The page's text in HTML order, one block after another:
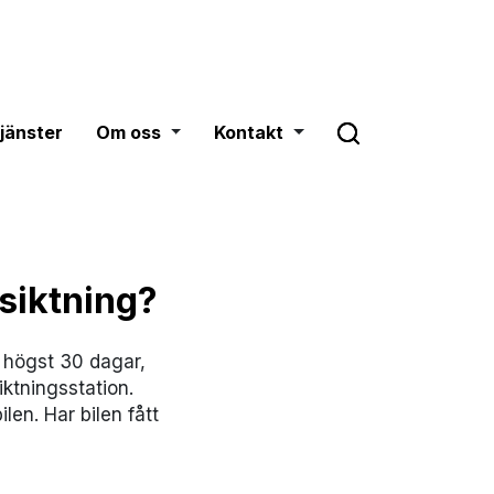
Om oss
Om oss Toggle dropdown
Kontakt
Kontakt Toggle dropdown
30 dagar,
Har bilen fått